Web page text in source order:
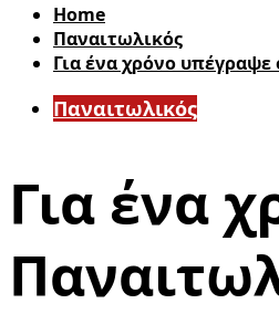
Home
Παναιτωλικός
Για ένα χρόνο
Παναιτωλικός
Για ένα